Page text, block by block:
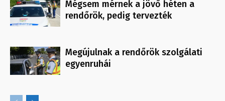
Mégsem mérnek a jövő héten a
rendőrök, pedig tervezték
Megújulnak a rendőrök szolgálati
egyenruhái